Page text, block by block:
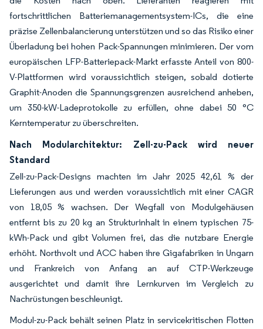
fortschrittlichen Batteriemanagementsystem-ICs, die eine
präzise Zellenbalancierung unterstützen und so das Risiko einer
Überladung bei hohen Pack-Spannungen minimieren. Der vom
europäischen LFP-Batteriepack-Markt erfasste Anteil von 800-
V-Plattformen wird voraussichtlich steigen, sobald dotierte
Graphit-Anoden die Spannungsgrenzen ausreichend anheben,
um 350-kW-Ladeprotokolle zu erfüllen, ohne dabei 50 °C
Kerntemperatur zu überschreiten.
Nach Modularchitektur: Zell-zu-Pack wird neuer
Standard
Zell-zu-Pack-Designs machten im Jahr 2025 42,61 % der
Lieferungen aus und werden voraussichtlich mit einer CAGR
von 18,05 % wachsen. Der Wegfall von Modulgehäusen
entfernt bis zu 20 kg an Strukturinhalt in einem typischen 75-
kWh-Pack und gibt Volumen frei, das die nutzbare Energie
erhöht. Northvolt und ACC haben ihre Gigafabriken in Ungarn
und Frankreich von Anfang an auf CTP-Werkzeuge
ausgerichtet und damit ihre Lernkurven im Vergleich zu
Nachrüstungen beschleunigt.
Modul-zu-Pack behält seinen Platz in servicekritischen Flotten